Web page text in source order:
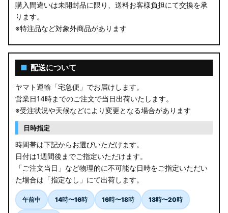
購入間違いは未開封品に限り、送料お客様負担にて交換を承
ります。
※特注品など対象外商品があります
■ 配送について
ヤマト運輸「宅急便」でお届けします。
営業日14時までのご注文で当日出荷いたします。
※受注状況や天候などにより変更となる場合があります
日時指定
時間帯は下記からお選びいただけます。
日付は1週間後までご指定いただけます。
「ご注文当日」など物理的に不可能な日時をご指定いただい
た場合は「指定なし」にて出荷します。
午前中 14時〜16時 16時〜18時 18時〜20時